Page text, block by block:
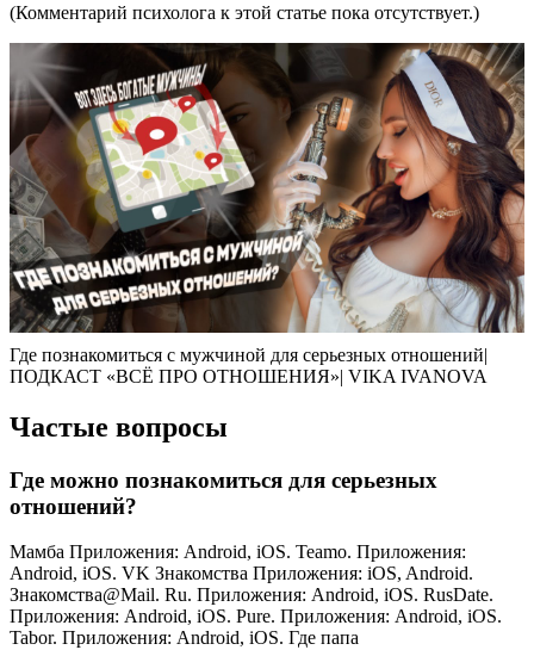
(Комментарий психолога к этой статье пока отсутствует.)
Где познакомиться с мужчиной для серьезных отношений|
ПОДКАСТ «ВСЁ ПРО ОТНОШЕНИЯ»| VIKA IVANOVA
Частые вопросы
Где можно познакомиться для серьезных
отношений?
Мамба Приложения: Android, iOS. Teamo. Приложения:
Android, iOS. VK Знакомства Приложения: iOS, Android.
Знакомства@Mail. Ru. Приложения: Android, iOS. RusDate.
Приложения: Android, iOS. Pure. Приложения: Android, iOS.
Tabor. Приложения: Android, iOS. Где папа